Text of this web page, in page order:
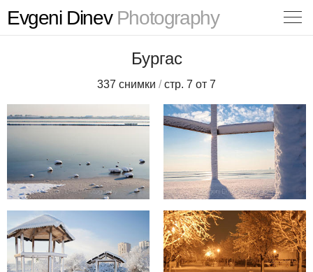
Evgeni DinevPhotography
Бургас
337 снимки /стр. 7 от 7